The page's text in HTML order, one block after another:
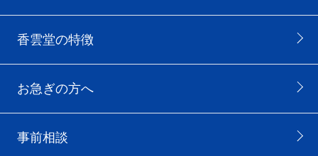
香雲堂の特徴
お急ぎの方へ
事前相談